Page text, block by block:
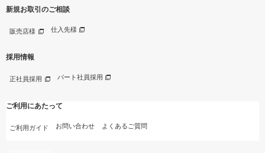
新規お取引のご相談
販売店様 仕入先様
採用情報
正社員採用 パート社員採用
ご利用にあたって
ご利用ガイド お問い合わせ よくあるご質問